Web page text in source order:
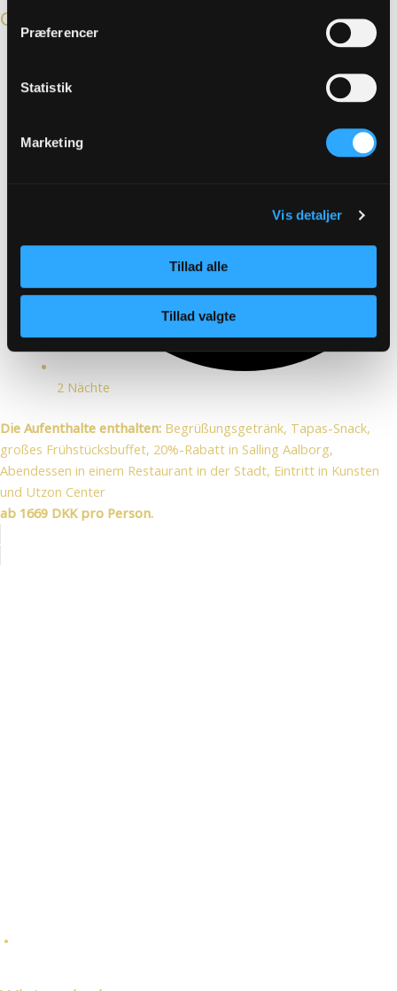
Præferencer
Statistik
Marketing
Vis detaljer
Tillad alle
Tillad valgte
Osterferien
2 Nächte
Die Aufenthalte enthalten: Begrüßungsgetränk, Tapas-Snack,
großes Frühstücksbuffet, 20%-Rabatt in Salling Aalborg,
Abendessen in einem Restaurant in der Stadt, Eintritt in Kunsten
und Utzon Center
ab 1669 DKK pro Person.